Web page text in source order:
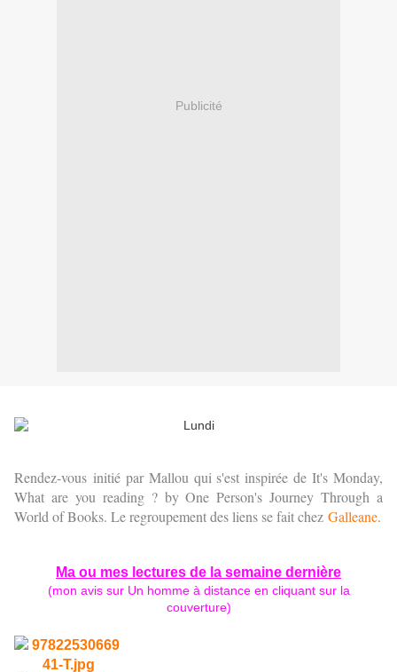
Publicité
Rendez-vous initié par Mallou qui s'est inspirée de It's Monday,
What are you reading ? by One Person's Journey Through a
World of Books. Le regroupement des liens se fait chez Galleane.
Ma ou mes lectures de la semaine dernière
(mon avis sur Un homme à distance en cliquant sur la
couverture)